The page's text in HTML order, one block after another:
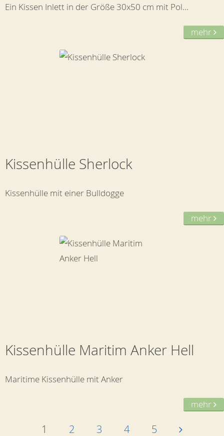
Ein Kissen Inlett in der Größe 30x50 cm mit Pol...
mehr
Kissenhülle Sherlock
Kissenhülle mit einer Bulldogge
mehr
Kissenhülle Maritim Anker Hell
Maritime Kissenhülle mit Anker
mehr
1 2 3 4 5